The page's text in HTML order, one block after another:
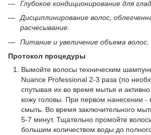
Глубокое кондиционирование для
Дисциплинирование волос,
расчесывание.
Питание и увеличение объема волос.
Протокол процедуры
Вымойте волосы техническим
Nuance Professional 2-3 раза (по
спутывая их во время мытья и
кожу головы. При первом нанесении -
смыть. Во время заключительного
5-7 минут. Тщательно промойте
большим количеством воды до